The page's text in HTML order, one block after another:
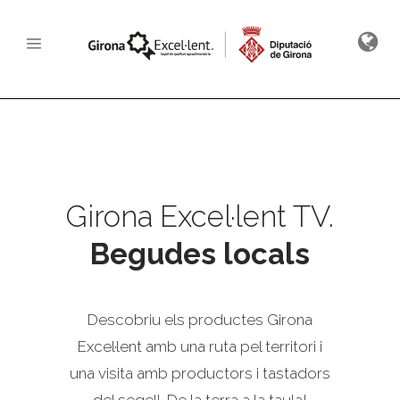
Girona Excel·lent TV.
Begudes locals
Descobriu els productes Girona
Excel·lent amb una ruta pel territori i
una visita amb productors i tastadors